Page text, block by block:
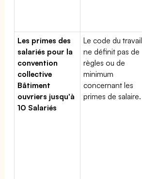
Les primes des
salariés pour la
convention
collective
Bâtiment
ouvriers jusqu'à
10 Salariés
Le code du travail
ne définit pas de
règles ou de
minimum
concernant les
primes de salaire.